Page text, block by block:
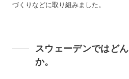
づくりなどに取り組みました。
スウェーデンではど
か。